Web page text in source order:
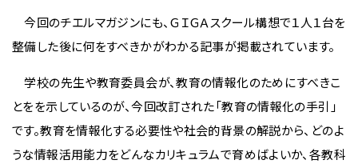
今回のチエルマガジンにも、ＧＩＧＡスクール構想で１人１台を
整備した後に何をすべきかがわかる記事が掲載されています。
学校の先生や教育委員会が、教育の情報化のためにすべきこ
とをを示しているのが、今回改訂された「教育の情報化の手引」
です。教育を情報化する必要性や社会的背景の解説から、どのよ
うな情報活用能力をどんなカリキュラムで育めばよいか、各教科